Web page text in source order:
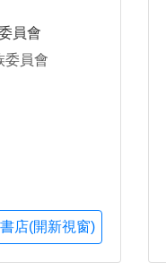
員會
委員會
店(開新視窗)